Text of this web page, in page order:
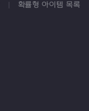
확률형 아이템 목록